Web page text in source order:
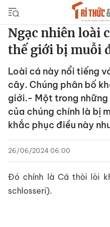
Ngạc nhiên loài
thế giới bị muỗi
Loài cá này nổi tiếng
cây. Chúng phân bố
giới.- Một trong những
của chúng chính là bị
khắc phục điều này
26/06/2024 06:00
Đó chính là Cá thòi lòi
schlosseri).